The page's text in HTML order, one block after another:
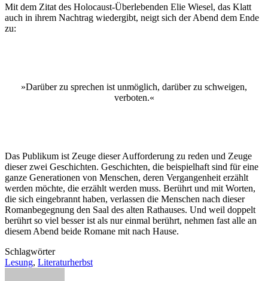
Mit dem Zitat des Holocaust-Überlebenden Elie Wiesel, das Klatt
auch in ihrem Nachtrag wiedergibt, neigt sich der Abend dem Ende
zu:
»Darüber zu sprechen ist unmöglich, darüber zu schweigen,
verboten.«
Das Publikum ist Zeuge dieser Aufforderung zu reden und Zeuge
dieser zwei Geschichten. Geschichten, die beispielhaft sind für eine
ganze Generationen von Menschen, deren Vergangenheit erzählt
werden möchte, die erzählt werden muss. Berührt und mit Worten,
die sich eingebrannt haben, verlassen die Menschen nach dieser
Romanbegegnung den Saal des alten Rathauses. Und weil doppelt
berührt so viel besser ist als nur einmal berührt, nehmen fast alle an
diesem Abend beide Romane mit nach Hause.
Schlagwörter
Lesung, Literaturherbst